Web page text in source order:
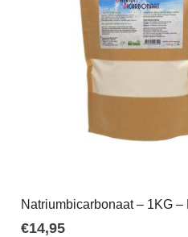
Natriumbicarbonaat – 1KG –
€14,95